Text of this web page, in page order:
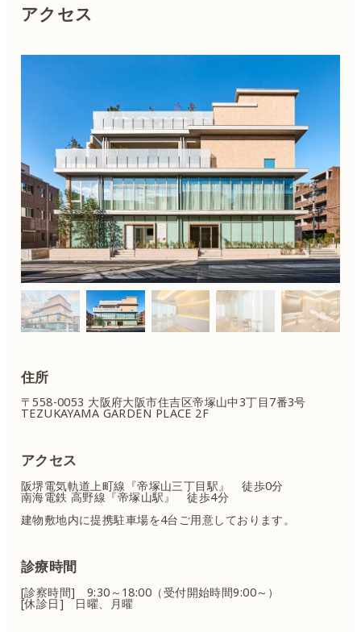
アクセス
住所
〒558-0053 大阪府大阪市住吉区帝塚山中3丁目7番3号
TEZUKAYAMA GARDEN PLACE 2F
アクセス
阪堺電気軌道上町線『帝塚山三丁目駅』 徒歩0分
南海電鉄 高野線『帝塚山駅』 徒歩4分
建物敷地内に提携駐車場を4台ご用意しております。
診療時間
[診察時間] 9:30～18:00（受付開始時間9:00～）
[休診日] 日曜、月曜